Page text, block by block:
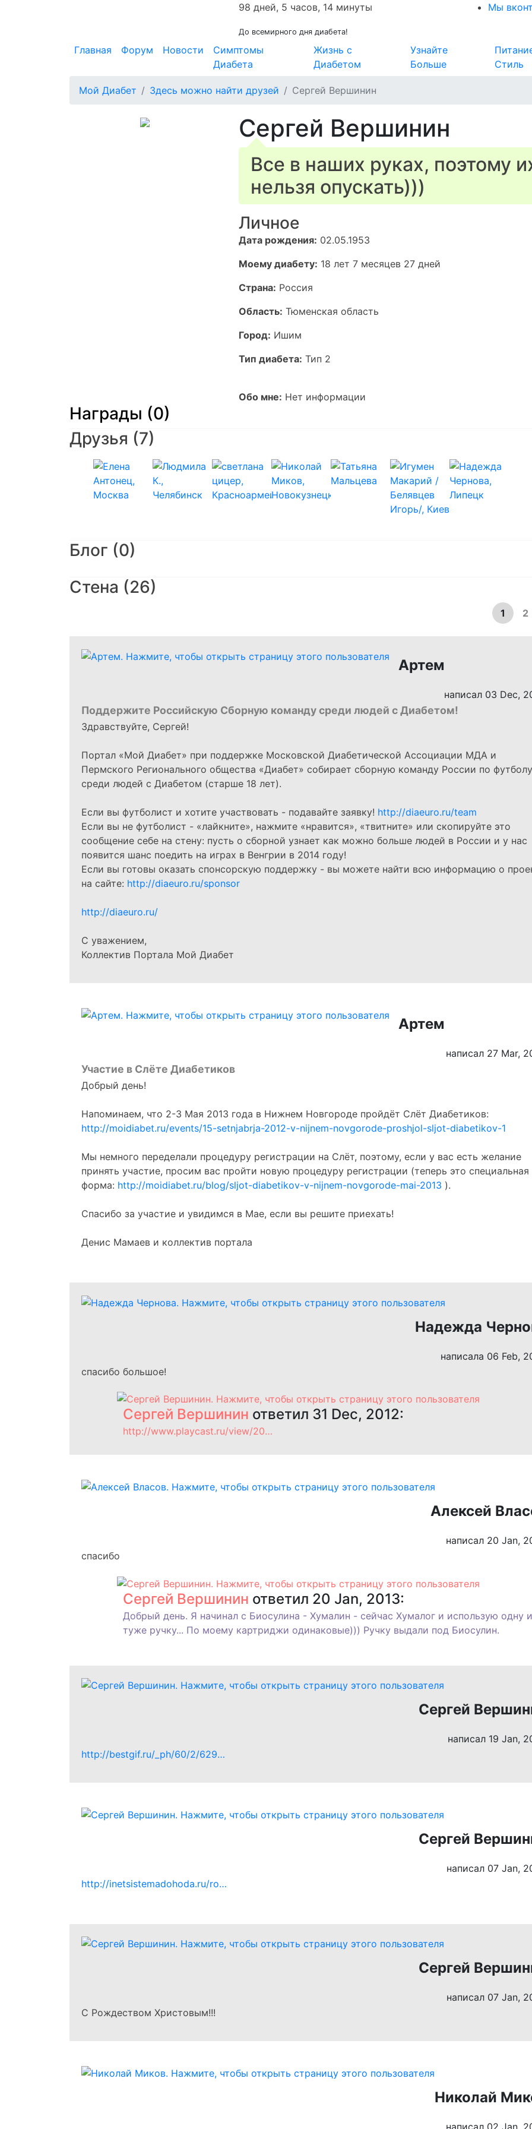
98 дней, 5 часов, 14 минуты
До всемирного дня диабета!
Мы
Главная Форум Новости
Симптомы
Диабета
Жизнь с
Диабетом
Узнайте
Больше
Стиль
Мой Диабет Здесь можно найти друзей Сергей Вершинин
Сергей Вершинин
Все в наших руках, поэтому
нельзя опускать)))
Личное
Дата рождения: 02.05.1953
Моему диабету: 18 лет 7 месяцев 27 дней
Страна: Россия
Область: Тюменская область
Город: Ишим
Тип диабета: Тип 2
Обо мне: Нет информации
Награды (0)
Друзья (7)
Блог (0)
Стена (26)
1 2
Артем
написал 03 Dec,
Поддержите Российскую Сборную команду среди людей с Диабетом!
Здравствуйте, Сергей!
Портал «Мой Диабет» при поддержке Московской Диабетической Ассоциации МДА и
Пермского Регионального общества «Диабет» собирает сборную команду России по футболу
среди людей с Диабетом (старше 18 лет).
Если вы футболист и хотите участвовать - подавайте заявку! http://diaeuro.ru/team
Если вы не футболист - «лайкните», нажмите «нравится», «твитните» или скопируйте это
сообщение себе на стену: пусть о сборной узнает как можно больше людей в России и у нас
появится шанс поедить на играх в Венгрии в 2014 году!
Если вы готовы оказать спонсорскую поддержку - вы можете найти всю информацию о
на сайте: http://diaeuro.ru/sponsor
http://diaeuro.ru/
С уважением,
Коллектив Портала Мой Диабет
Артем
написал 27 Mar,
Участие в Слёте Диабетиков
Добрый день!
Напоминаем, что 2-3 Мая 2013 года в Нижнем Новгороде пройдёт Слёт Диабетиков:
http://moidiabet.ru/events/15-setnjabrja-2012-v-nijnem-novgorode-proshjol-sljot-diabetikov-1
Мы немного переделали процедуру регистрации на Слёт, поэтому, если у вас есть желание
принять участие, просим вас пройти новую процедуру регистрации (теперь это специальная
форма: http://moidiabet.ru/blog/sljot-diabetikov-v-nijnem-novgorode-mai-2013 ).
Спасибо за участие и увидимся в Мае, если вы решите приехать!
Денис Мамаев и коллектив портала
Надежда
написала 06 Feb,
спасибо большое!
Сергей Вершинин ответил 31 Dec, 2012:
http://www.playcast.ru/view/20…
Алексей
написал 20 Jan,
спасибо
Сергей Вершинин ответил 20 Jan, 2013:
Добрый день. Я начинал с Биосулина - Хумалин - сейчас Хумалог и использую одну и
туже ручку... По моему картриджи одинаковые))) Ручку выдали под Биосулин.
Сергей
написал 19 Jan,
http://bestgif.ru/_ph/60/2/629…
Сергей
написал 07 Jan,
http://inetsistemadohoda.ru/ro…
Сергей
написал 07 Jan,
С Рождеством Христовым!!!
Николай